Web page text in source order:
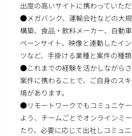
出度の高いサイトに携わっていただ
●メガバンク、運輸会社などの大
構築、食品・飲料メーカー、自動
ペーンサイト、映像と連動したイ
ツなど、手掛ける業種と案件の種類
●これまでの経験を活かしながら
案件に携わることで、ご自身のス
境があります。
●リモートワークでもコミュニケ
よう、チームごとでオンラインミ
たり、必要に応じて出社しコミュ